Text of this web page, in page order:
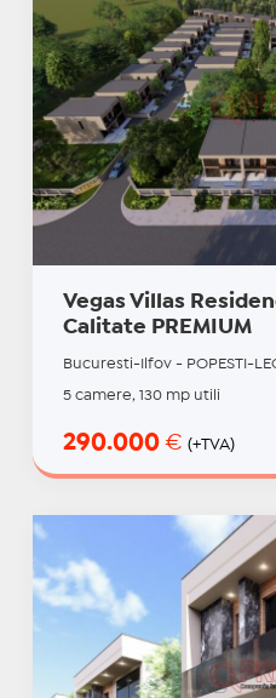
Vegas Villas
Calitate PREMIUM
Bucuresti-Ilfov - POPESTI-
5 camere, 130 mp utili
290.000 € (+TVA)